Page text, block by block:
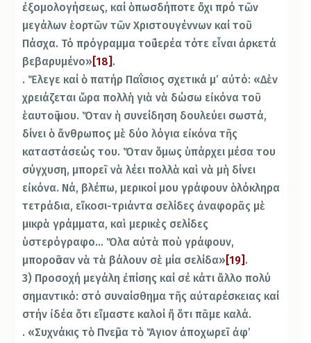
ἐξομολογήσεως, καί ὁπωσδήποτε ὄχι πρό τῶν
μεγάλων ἑορτῶν τῶν Χριστουγέννων καί τοῦ
Πάσχα. Τό πρόγραμμα τοῦ ἱερέα τότε εἶναι ἀρκετά
βεβαρυμένο» [18] .
. Ἔλεγε καί ὁ πατήρ Παΐσιος σχετικά μ’ αὐτό: «Δὲν
χρειάζεται ὥρα πολλὴ γιὰ νὰ δώσω εἰκόνα τοῦ
ἑαυτοῦ μου. Ὅταν ἡ συνείδηση δουλεύει σωστά,
δίνει ὁ ἄνθρωπος μὲ δύο λόγια εἰκόνα τῆς
καταστάσεώς του. Ὅταν ὅμως ὑπάρχει μέσα του
σύγχυση, μπορεῖ νὰ λέει πολλὰ καὶ νὰ μὴ δίνει
εἰκόνα. Νά, βλέπω, μερικοί μου γράφουν ὁλόκληρα
τετράδια, εἴκοσι-τριάντα σελίδες ἀναφορᾶς μὲ
μικρὰ γράμματα, καὶ μερικὲς σελίδες
ὑστερόγραφο… Ὅλα αὐτὰ ποὺ γράφουν,
μποροῦσαν νὰ τὰ βάλουν σὲ μία σελίδα» [19] .
3) Προσοχή μεγάλη ἐπίσης καί σέ κάτι ἄλλο πολύ
σημαντικό: στό συναίσθημα τῆς αὐταρέσκειας καί
στήν ἰδέα ὅτι εἴμαστε καλοί ἤ ὅτι πᾶμε καλά.
. «Συχνάκις τὸ Πνεῦμα τὸ Ἅγιον ἀποχωρεῖ ἀφ’